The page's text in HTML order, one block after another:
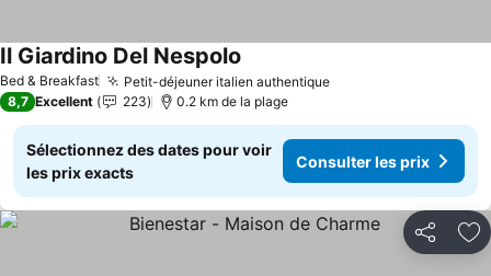
Bed & Breakfast Petit-déjeuner italien authentique
Il Giardino Del Nespolo
8,7 Excellent 223 0.2 km de la plage
Sélectionnez des dates pour voir
les prix exacts
Consulter les prix
Partager